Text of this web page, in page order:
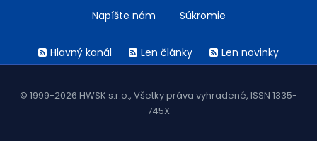
Napíšte nám Súkromie
menuHlavný kanál Len články Len novinky
© 1999-2026 HWSK s.r.o., Všetky práva vyhradené, ISSN 1335-
745X